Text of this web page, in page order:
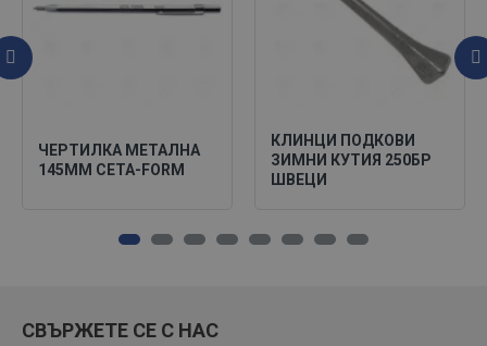
ЧЕРТИЛКА МЕТАЛНА
145ММ CETA-FORM
КЛИНЦИ ПОДКОВИ
ЗИМНИ КУТИЯ 250БР
ШВЕЦИ
СВЪРЖЕТЕ СЕ С НАС